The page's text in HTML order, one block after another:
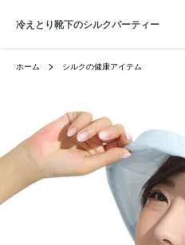
冷えとり靴下のシルクパーティー
ホーム シルクの健康アイテム